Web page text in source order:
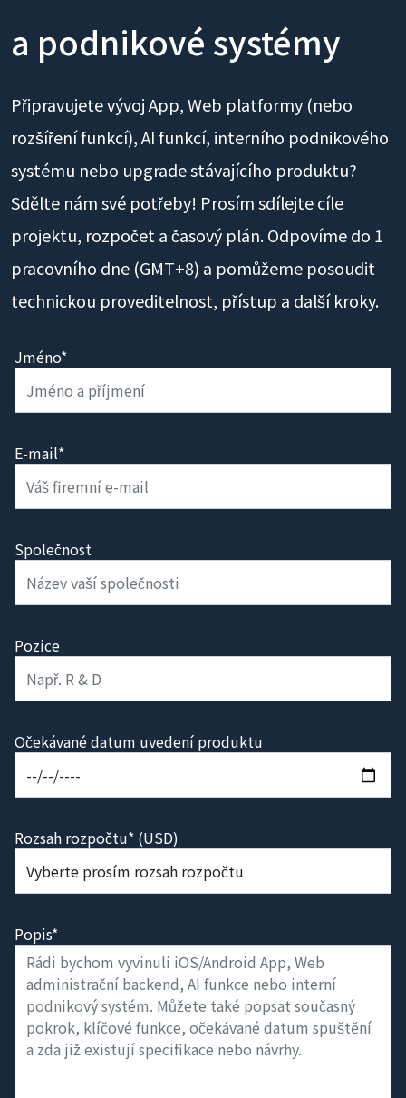
a podnikové systémy
Připravujete vývoj App, Web platformy (nebo
rozšíření funkcí), AI funkcí, interního podnikového
systému nebo upgrade stávajícího produktu?
Sdělte nám své potřeby! Prosím sdílejte cíle
projektu, rozpočet a časový plán. Odpovíme do 1
pracovního dne (GMT+8) a pomůžeme posoudit
technickou proveditelnost, přístup a další kroky.
Jméno*
E-mail*
Společnost
Pozice
Očekávané datum uvedení produktu
Rozsah rozpočtu* (USD)
Popis*